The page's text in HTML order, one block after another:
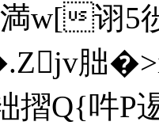
w[诩5
胐
摺Q{吽